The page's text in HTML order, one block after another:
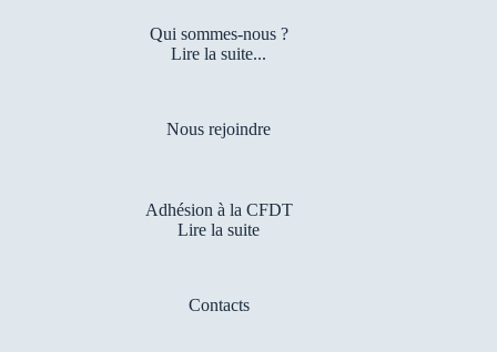
Qui sommes-nous ?
Lire la suite...
Nous rejoindre
Adhésion à la CFDT
Lire la suite
Contacts